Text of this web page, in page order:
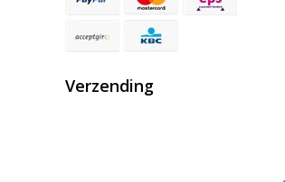
Verzending